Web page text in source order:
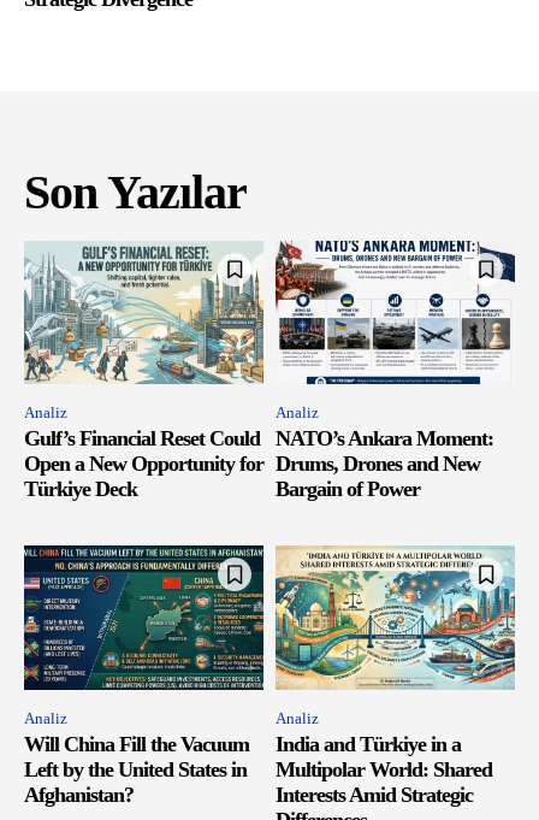
Son Yazılar
Analiz
Gulf’s Financial Reset Could
Open a New Opportunity for
Türkiye Deck
Analiz
NATO’s Ankara Moment:
Drums, Drones and New
Bargain of Power
Analiz
Will China Fill the Vacuum
Left by the United States in
Afghanistan?
Analiz
India and Türkiye in a
Multipolar World: Shared
Interests Amid Strategic